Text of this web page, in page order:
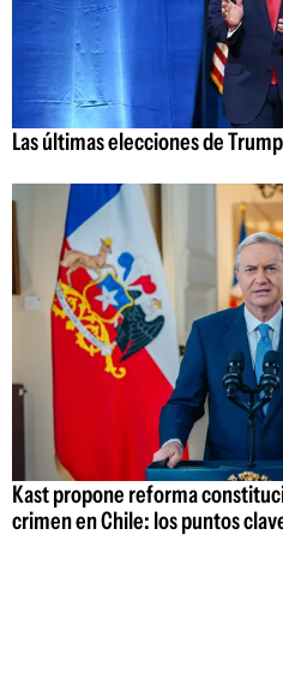
Las últimas elecciones de Trump
Kast propone reforma
crimen en Chile: los puntos